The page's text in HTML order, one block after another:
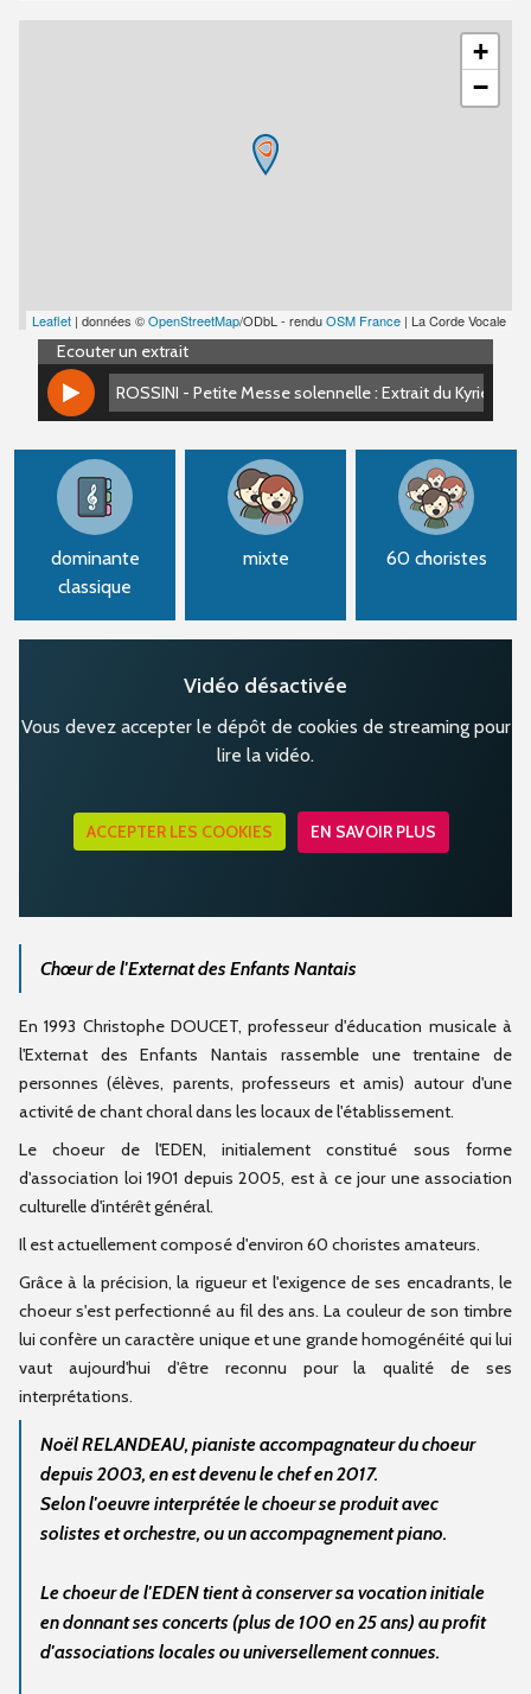
+
−
Leaflet | données ©OpenStreetMap/ODbL - renduOSM France | La Corde Vocale
Ecouter un extrait
ROSSINI - Petite Messe solennelle : Extrait du Kyrie-
ROSSINI - Petite Messe solennelle : Extrait du Kyrie-
dominante
classique
mixte 60 choristes
Vidéo désactivée
Vous devez accepter le dépôt de cookies de streaming pour
lire la vidéo.
ACCEPTER LES COOKIES EN SAVOIR PLUS
Chœur de l'Externat des Enfants Nantais
En 1993 Christophe DOUCET, professeur d'éducation musicale à
l'Externat des Enfants Nantais rassemble une trentaine de
personnes (élèves, parents, professeurs et amis) autour d'une
activité de chant choral dans les locaux de l'établissement.
Le choeur de l'EDEN, initialement constitué sous forme
d'association loi 1901 depuis 2005, est à ce jour une association
culturelle d'intérêt général.
Il est actuellement composé d'environ 60 choristes amateurs.
Grâce à la précision, la rigueur et l'exigence de ses encadrants, le
choeur s'est perfectionné au fil des ans. La couleur de son timbre
lui confère un caractère unique et une grande homogénéité qui lui
vaut aujourd'hui d'être reconnu pour la qualité de ses
interprétations.
Noël RELANDEAU, pianiste accompagnateur du choeur
depuis 2003, en est devenu le chef en 2017.
Selon l'oeuvre interprétée le choeur se produit avec
solistes et orchestre, ou un accompagnement piano.
Le choeur de l'EDEN tient à conserver sa vocation initiale
en donnant ses concerts (plus de 100 en 25 ans) au profit
d'associations locales ou universellement connues.